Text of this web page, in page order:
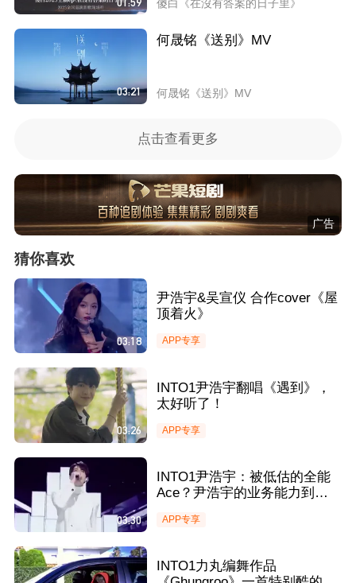
傻白《在沒有答案的日子里》
03:21
何晟铭《送别》MV
何晟铭《送别》MV
点击查看更多
广告
猜你喜欢
03:18
尹浩宇&吴宣仪 合作cover《屋
顶着火》
APP专享
03:26
INTO1尹浩宇翻唱《遇到》，
太好听了！
APP专享
03:30
INTO1尹浩宇：被低估的全能
Ace？尹浩宇的业务能力到底
APP专享
INTO1力丸编舞作品